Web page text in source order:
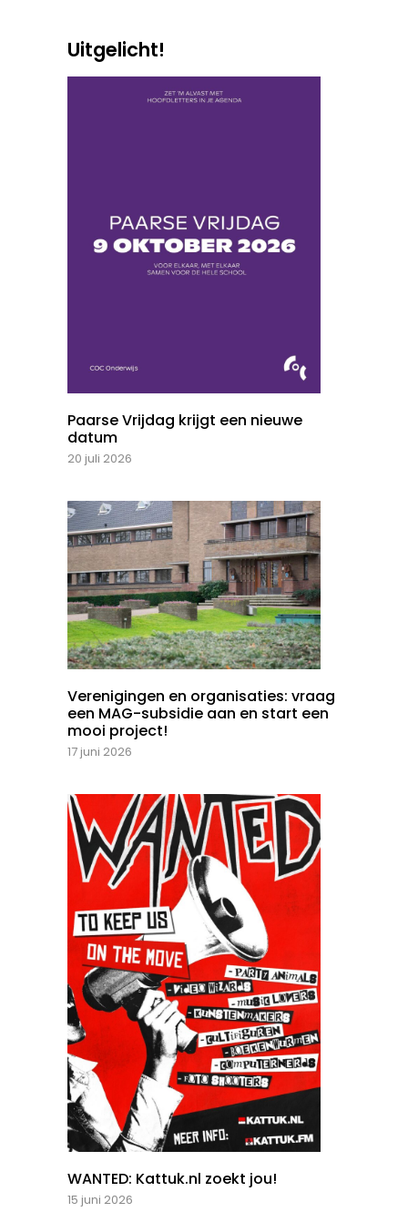
Uitgelicht!
Paarse Vrijdag krijgt een nieuwe
datum
20 juli 2026
Verenigingen en organisaties: vraag
een MAG-subsidie aan en start een
mooi project!
17 juni 2026
WANTED: Kattuk.nl zoekt jou!
15 juni 2026